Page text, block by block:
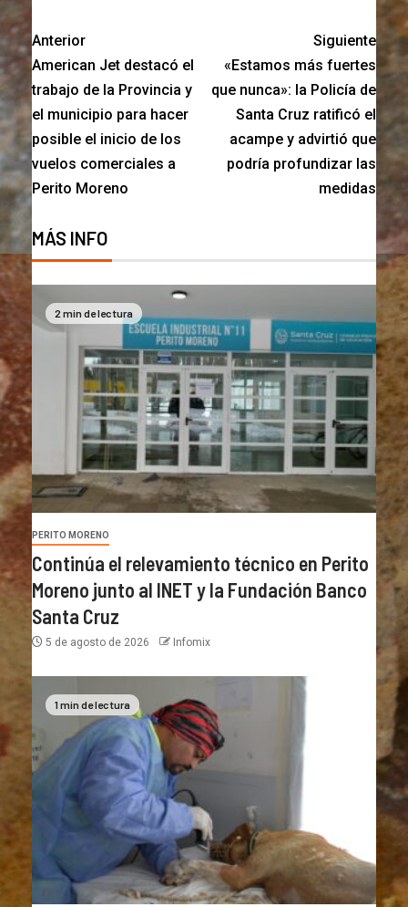
Anterior
American Jet destacó el
trabajo de la Provincia y
el municipio para hacer
posible el inicio de los
vuelos comerciales a
Perito Moreno
Siguiente
«Estamos más fuertes
que nunca»: la Policía de
Santa Cruz ratificó el
acampe y advirtió que
podría profundizar las
medidas
MÁS INFO
2 min de lectura
PERITO MORENO
Continúa el relevamiento técnico en Perito
Moreno junto al INET y la Fundación Banco
Santa Cruz
5 de agosto de 2026 Infomix
1 min de lectura